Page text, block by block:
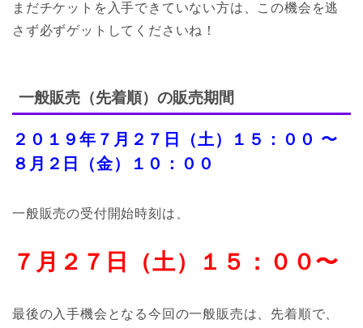
まだチケットを入手できていない方は、この機会を逃
さず必ずゲットしてくださいね！
一般販売（先着順）の販売期間
２０１９年７月２７日（土）１５：００ 〜
８月２日（金）１０：００
一般販売の受付開始時刻は、
７月２７日（土）１５：００〜
最後の入手機会となる今回の一般販売は、先着順で、